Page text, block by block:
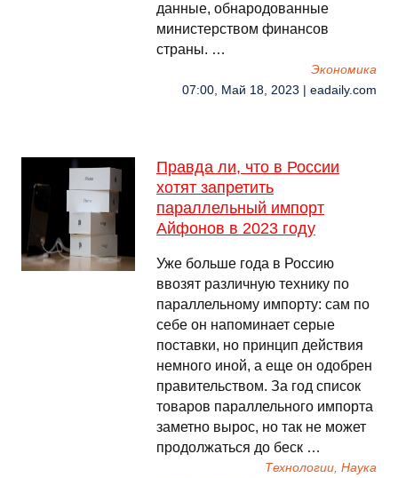
данные, обнародованные
министерством финансов
страны. …
Экономика
07:00, Май 18, 2023 | eadaily.com
Правда ли, что в России
хотят запретить
параллельный импорт
Айфонов в 2023 году
Уже больше года в Россию
ввозят различную технику по
параллельному импорту: сам по
себе он напоминает серые
поставки, но принцип действия
немного иной, а еще он одобрен
правительством. За год список
товаров параллельного импорта
заметно вырос, но так не может
продолжаться до беск …
Технологии, Наука